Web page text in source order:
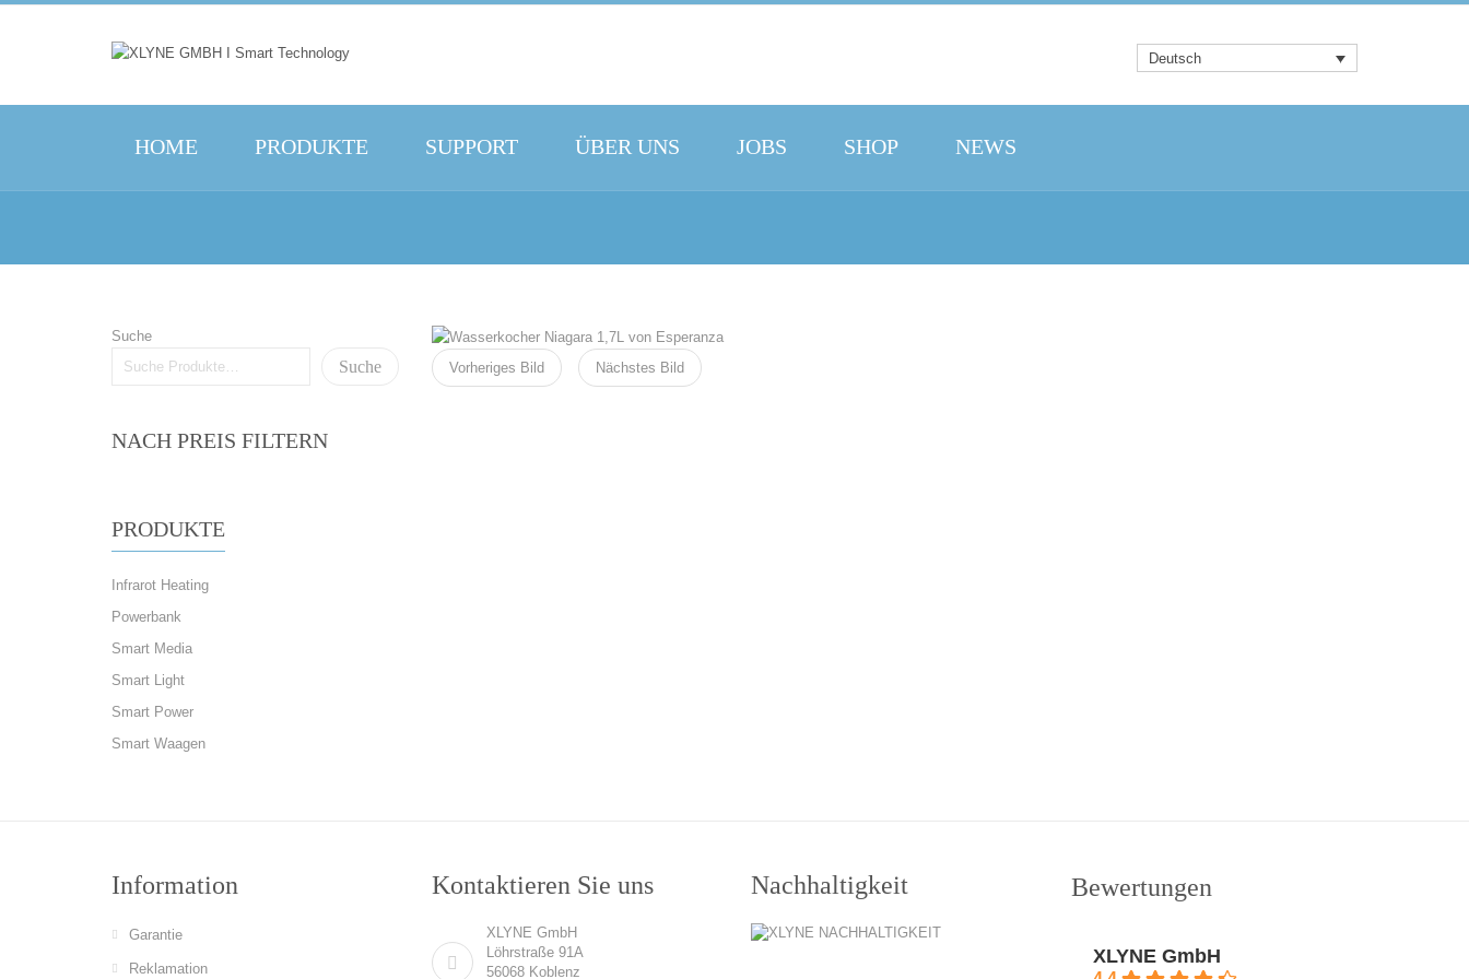
Deutsch
HOME PRODUKTE SUPPORT ÜBER UNS JOBS SHOP NEWS
Suche
Suche
NACH PREIS FILTERN
PRODUKTE
Infrarot Heating
Powerbank
Smart Media
Smart Light
Smart Power
Smart Waagen
Vorheriges Bild Nächstes Bild
Information
Garantie
Reklamation
Kontaktieren Sie uns
XLYNE GmbH
Löhrstraße 91A
56068 Koblenz
Nachhaltigkeit Bewertungen
XLYNE GmbH